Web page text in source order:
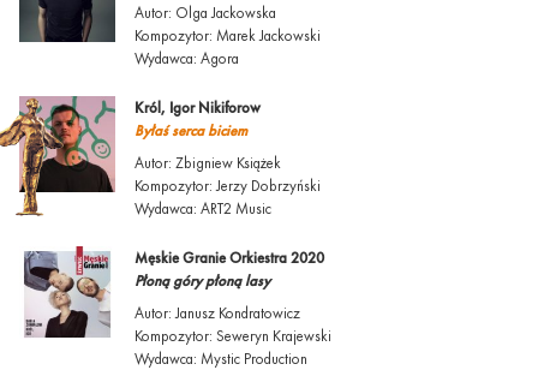
Autor: Olga Jackowska
Kompozytor: Marek Jackowski
Wydawca: Agora
Król, Igor Nikiforow
Byłaś serca biciem
Autor: Zbigniew Książek
Kompozytor: Jerzy Dobrzyński
Wydawca: ART2 Music
Męskie Granie Orkiestra 2020
Płoną góry płoną lasy
Autor: Janusz Kondratowicz
Kompozytor: Seweryn Krajewski
Wydawca: Mystic Production